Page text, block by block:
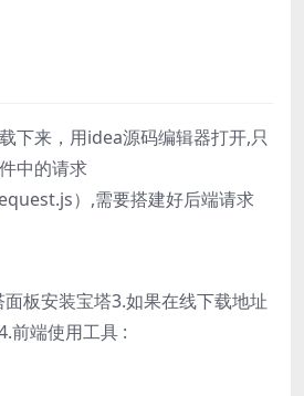
下来，用idea源码编辑器打开,只
中的请求
）,需要搭建好后端请求
板安装宝塔3.如果在线下载地址
前端使用工具 :